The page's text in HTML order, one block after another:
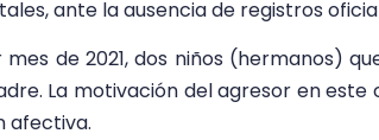
ante la ausencia de registros
de 2021, dos niños (hermanos)
La motivación del agresor en
afectiva.